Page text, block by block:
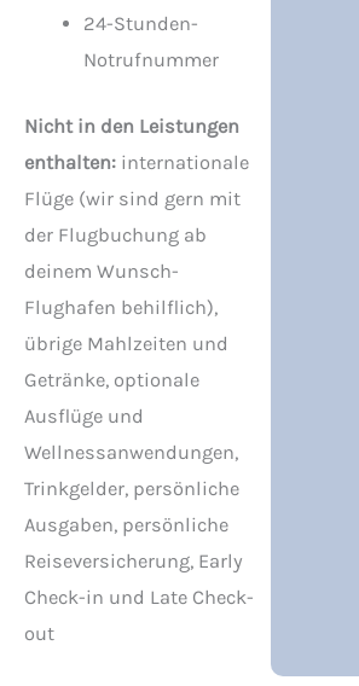
24-Stunden-
Notrufnummer
Nicht in den Leistungen
enthalten: internationale
Flüge (wir sind gern mit
der Flugbuchung ab
deinem Wunsch-
Flughafen behilflich),
übrige Mahlzeiten und
Getränke, optionale
Ausflüge und
Wellnessanwendungen,
Trinkgelder, persönliche
Ausgaben, persönliche
Reiseversicherung, Early
Check-in und Late Check-
out